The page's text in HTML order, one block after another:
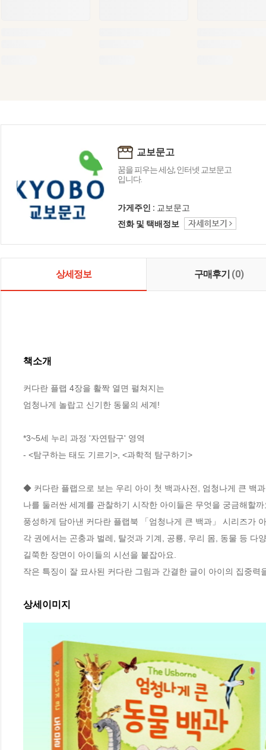
교보문고
꿈을 피우는 세상, 인터넷 교보문고
입니다.
가게주인 : 교보문고
전화 및 택배정보
상세정보 구매후기 (0)
책소개
커다란 플랩 4장을 활짝 열면 펼쳐지는
엄청나게 놀랍고 신기한 동물의 세계!
*3~5세 누리 과정 '자연탐구' 영역
- <탐구하는 태도 기르기>, <과학적 탐구하기>
◆ 커다란 플랩으로 보는 우리 아이 첫 백과사전, 엄청나게 큰 백
나를 둘러싼 세계를 관찰하기 시작한 아이들은 무엇을 궁금해할
풍성하게 담아낸 커다란 플랩북 「엄청나게 큰 백과」 시리즈가
각 권에서는 곤충과 벌레, 탈것과 기계, 공룡, 우리 몸, 동물 등 다
길쭉한 장면이 아이들의 시선을 붙잡아요.
작은 특징이 잘 묘사된 커다란 그림과 간결한 글이 아이의 집중력
상세이미지